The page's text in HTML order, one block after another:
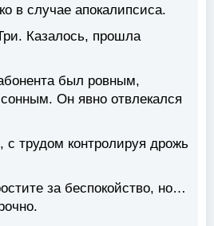
в случае апокалипсиса.
Казалось, прошла
был ровным,
Он явно отвлекался
трудом контролируя дрожь
за беспокойство, но…